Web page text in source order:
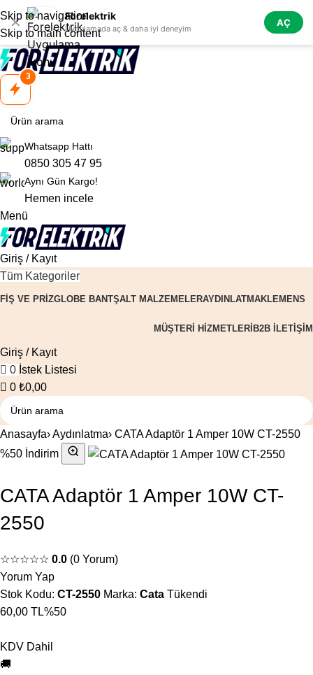
✕ Forelektrik
Uygulamada aç & daha iyi deneyim
AÇ
Skip to navigation
Skip to main content
3
Whatsapp Hattı
0850 305 47 95
Aynı Gün Kargo!
Hemen incele
Menü
Giriş / Kayıt
Tüm Kategoriler
FIŞ VE PRIZGLOBE BANTŞALT MALZEMELERAYDINLATMAKLEMENS
MÜŞTERI HIZMETLERI B2B ILETIŞIM
Giriş / Kayıt
0 İstek Listesi
0 ₺0,00
Anasayfa›Aydınlatma› CATA Adaptör 1 Amper 10W CT-2550
%50 İndirim
CATA Adaptör 1 Amper 10W CT-
2550
☆☆☆☆☆ 0.0 (0 Yorum)
Yorum Yap
Stok Kodu: CT-2550 Marka: Cata Tükendi
60,00 TL%50
KDV Dahil
🚚
25.000 TL ve üzeri alışverişlerde ÜCRETSİZ KARGO 🚚